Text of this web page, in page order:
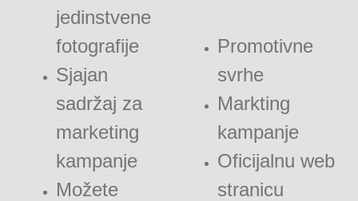
jedinstvene
fotografije
Sjajan
sadržaj za
marketing
kampanje
Možete
Promotivne
svrhe
Markting
kampanje
Oficijalnu web
stranicu